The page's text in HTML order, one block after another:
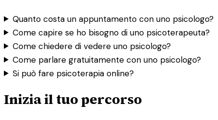
Quanto costa un appuntamento con uno psicologo?
Come capire se ho bisogno di uno psicoterapeuta?
Come chiedere di vedere uno psicologo?
Come parlare gratuitamente con uno psicologo?
Si può fare psicoterapia online?
Inizia il tuo percorso